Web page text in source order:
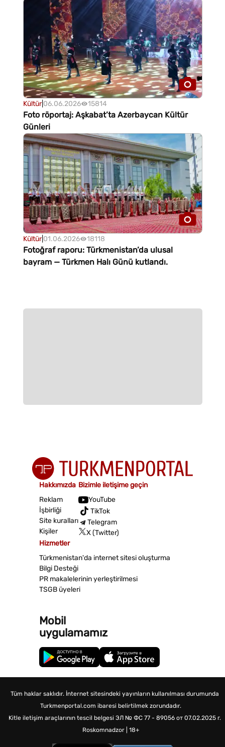
Kültür|06.06.2026 15814
Foto röportaj: Aşkabat’ta Azerbaycan Kültür
Günleri
Kültür|01.06.2026 18118
Fotoğraf raporu: Türkmenistan’da ulusal
bayram — Türkmen Halı Günü kutlandı.
Hakkımızda
Reklam
İşbirliği
Site kuralları
Kişiler
Bizimle iletişime geçin
YouTube
TikTok
Telegram
X (Twitter)
Hizmetler
Türkmenistan'da internet sitesi oluşturma
Bilgi Desteği
PR makalelerinin yerleştirilmesi
TSGB üyeleri
Mobil
uygulamamız
Tüm haklar saklıdır. İnternet sitesindeki yayınların kullanılması durumunda
Turkmenportal.com ibaresi belirtilmek zorundadır.
Kitle iletişim araçlarının tescil belgesi ЭЛ № ФС 77 - 89056 от 07.02.2025 г.
Roskomnadzor | 18+